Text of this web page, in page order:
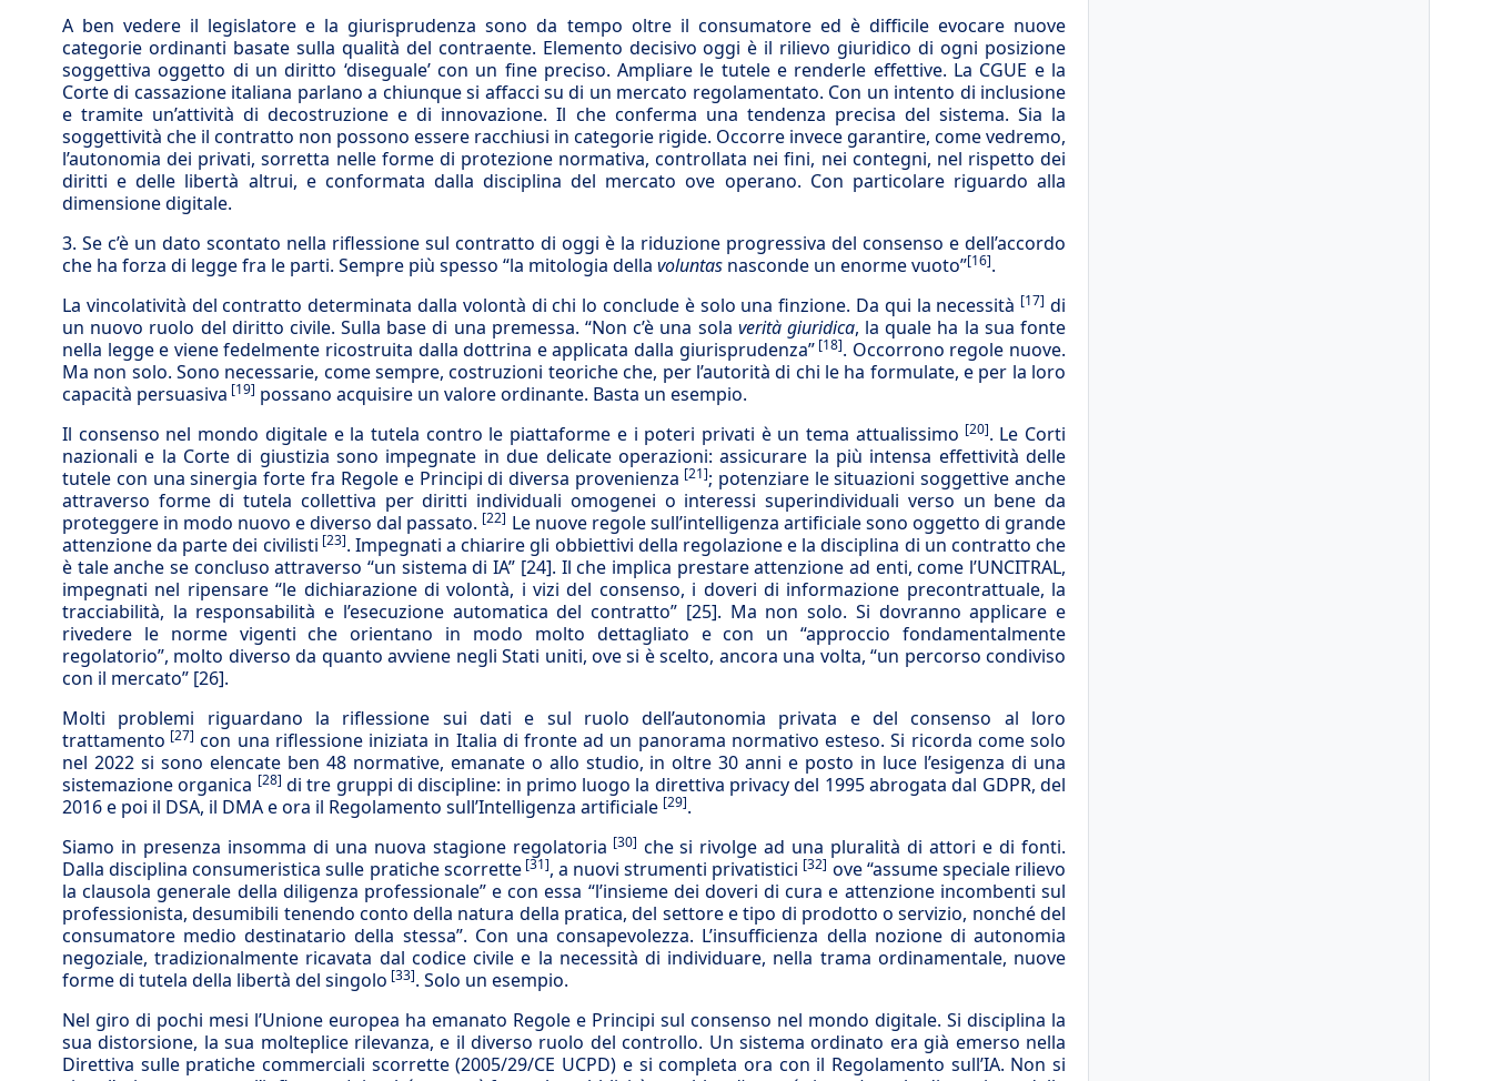
A ben vedere il legislatore e la giurisprudenza sono da tempo oltre il consumatore ed è difficile evocare nuove
categorie ordinanti basate sulla qualità del contraente. Elemento decisivo oggi è il rilievo giuridico di ogni posizione
soggettiva oggetto di un diritto ‘diseguale’ con un fine preciso. Ampliare le tutele e renderle effettive. La CGUE e la
Corte di cassazione italiana parlano a chiunque si affacci su di un mercato regolamentato. Con un intento di inclusione
e tramite un’attività di decostruzione e di innovazione. Il che conferma una tendenza precisa del sistema. Sia la
soggettività che il contratto non possono essere racchiusi in categorie rigide. Occorre invece garantire, come vedremo,
l’autonomia dei privati, sorretta nelle forme di protezione normativa, controllata nei fini, nei contegni, nel rispetto dei
diritti e delle libertà altrui, e conformata dalla disciplina del mercato ove operano. Con particolare riguardo alla
dimensione digitale.
3. Se c’è un dato scontato nella riflessione sul contratto di oggi è la riduzione progressiva del consenso e dell’accordo
che ha forza di legge fra le parti. Sempre più spesso “la mitologia della voluntas nasconde un enorme vuoto”[16].
La vincolatività del contratto determinata dalla volontà di chi lo conclude è solo una finzione. Da qui la necessità [17] di
un nuovo ruolo del diritto civile. Sulla base di una premessa. “Non c’è una sola verità giuridica, la quale ha la sua fonte
nella legge e viene fedelmente ricostruita dalla dottrina e applicata dalla giurisprudenza” [18]. Occorrono regole nuove.
Ma non solo. Sono necessarie, come sempre, costruzioni teoriche che, per l’autorità di chi le ha formulate, e per la loro
capacità persuasiva [19] possano acquisire un valore ordinante. Basta un esempio.
Il consenso nel mondo digitale e la tutela contro le piattaforme e i poteri privati è un tema attualissimo [20]. Le Corti
nazionali e la Corte di giustizia sono impegnate in due delicate operazioni: assicurare la più intensa effettività delle
tutele con una sinergia forte fra Regole e Principi di diversa provenienza [21]; potenziare le situazioni soggettive anche
attraverso forme di tutela collettiva per diritti individuali omogenei o interessi superindividuali verso un bene da
proteggere in modo nuovo e diverso dal passato. [22] Le nuove regole sull’intelligenza artificiale sono oggetto di grande
attenzione da parte dei civilisti [23]. Impegnati a chiarire gli obbiettivi della regolazione e la disciplina di un contratto che
è tale anche se concluso attraverso “un sistema di IA” [24]. Il che implica prestare attenzione ad enti, come l’UNCITRAL,
impegnati nel ripensare “le dichiarazione di volontà, i vizi del consenso, i doveri di informazione precontrattuale, la
tracciabilità, la responsabilità e l’esecuzione automatica del contratto” [25]. Ma non solo. Si dovranno applicare e
rivedere le norme vigenti che orientano in modo molto dettagliato e con un “approccio fondamentalmente
regolatorio”, molto diverso da quanto avviene negli Stati uniti, ove si è scelto, ancora una volta, “un percorso condiviso
con il mercato” [26].
Molti problemi riguardano la riflessione sui dati e sul ruolo dell’autonomia privata e del consenso al loro
trattamento [27] con una riflessione iniziata in Italia di fronte ad un panorama normativo esteso. Si ricorda come solo
nel 2022 si sono elencate ben 48 normative, emanate o allo studio, in oltre 30 anni e posto in luce l’esigenza di una
sistemazione organica [28] di tre gruppi di discipline: in primo luogo la direttiva privacy del 1995 abrogata dal GDPR, del
2016 e poi il DSA, il DMA e ora il Regolamento sull’Intelligenza artificiale [29].
Siamo in presenza insomma di una nuova stagione regolatoria [30] che si rivolge ad una pluralità di attori e di fonti.
Dalla disciplina consumeristica sulle pratiche scorrette [31], a nuovi strumenti privatistici [32] ove “assume speciale rilievo
la clausola generale della diligenza professionale” e con essa “l’insieme dei doveri di cura e attenzione incombenti sul
professionista, desumibili tenendo conto della natura della pratica, del settore e tipo di prodotto o servizio, nonché del
consumatore medio destinatario della stessa”. Con una consapevolezza. L’insufficienza della nozione di autonomia
negoziale, tradizionalmente ricavata dal codice civile e la necessità di individuare, nella trama ordinamentale, nuove
forme di tutela della libertà del singolo [33]. Solo un esempio.
Nel giro di pochi mesi l’Unione europea ha emanato Regole e Principi sul consenso nel mondo digitale. Si disciplina la
sua distorsione, la sua molteplice rilevanza, e il diverso ruolo del controllo. Un sistema ordinato era già emerso nella
Direttiva sulle pratiche commerciali scorrette (2005/29/CE UCPD) e si completa ora con il Regolamento sull’IA. Non si